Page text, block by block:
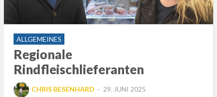
ALLGEMEINES
Regionale
Rindfleischlieferanten
CHRIS BESENHARD
POSTED
29. JUNI 2025